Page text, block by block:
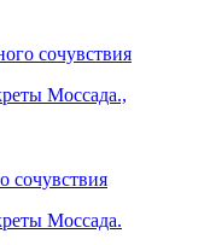
сочувствия
Моссада.,
сочувствия
Моссада.